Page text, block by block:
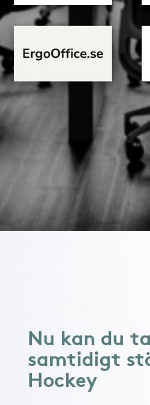
Nu kan du
samtidigt
Hockey